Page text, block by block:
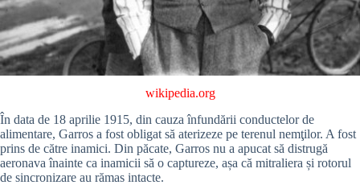
wikipedia.org
În data de 18 aprilie 1915, din cauza înfundării conductelor de
alimentare, Garros a fost obligat să aterizeze pe terenul nemţilor. A fost
prins de către inamici. Din păcate, Garros nu a apucat să distrugă
aeronava înainte ca inamicii să o captureze, așa că mitraliera și rotorul
de sincronizare au rămas intacte.